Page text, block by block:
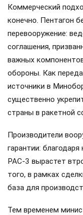
Коммерческий
конечно. Пентагон
перевооружение:
соглашения,
важных
обороны. Как
источники в
существенно
страны в ракетной
Производители
гарантии:
PAC-3 вырастет
того, в рамках
база для
Тем временем